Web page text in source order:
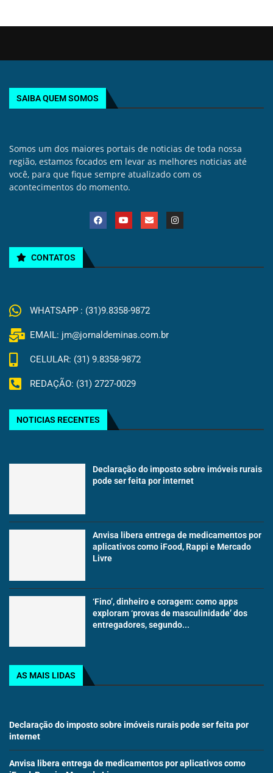
SAIBA QUEM SOMOS
Somos um dos maiores portais de noticias de toda nossa
região, estamos focados em levar as melhores noticias até
você, para que fique sempre atualizado com os
acontecimentos do momento.
CONTATOS
WHATSAPP : (31)9.8358-9872
EMAIL: jm@jornaldeminas.com.br
CELULAR: (31) 9.8358-9872
REDAÇÃO: (31) 2727-0029
NOTICIAS RECENTES
Declaração do imposto sobre imóveis rurais
pode ser feita por internet
Anvisa libera entrega de medicamentos por
aplicativos como iFood, Rappi e Mercado
Livre
‘Fino’, dinheiro e coragem: como apps
exploram ‘provas de masculinidade’ dos
entregadores, segundo...
AS MAIS LIDAS
Declaração do imposto sobre imóveis rurais pode ser feita por
internet
Anvisa libera entrega de medicamentos por aplicativos como